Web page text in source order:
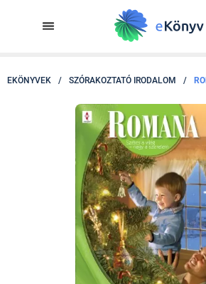
EKÖNYVEK / SZÓRAKOZTATÓ IRODALOM /